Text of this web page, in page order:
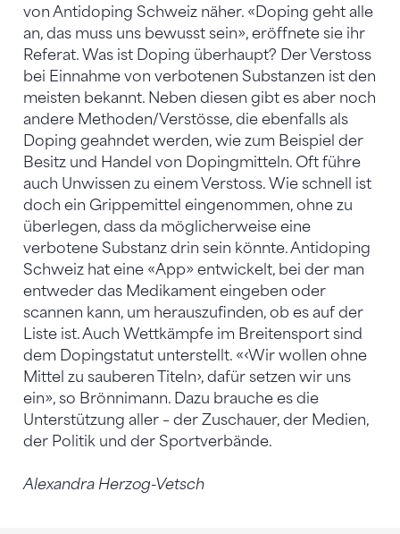
von Antidoping Schweiz näher. «Doping geht alle
an, das muss uns bewusst sein», eröffnete sie ihr
Referat. Was ist Doping überhaupt? Der Verstoss
bei Einnahme von verbotenen Substanzen ist den
meisten bekannt. Neben diesen gibt es aber noch
andere Methoden/Verstösse, die ebenfalls als
Doping geahndet werden, wie zum Beispiel der
Besitz und Handel von Dopingmitteln. Oft führe
auch Unwissen zu einem Verstoss. Wie schnell ist
doch ein Grippemittel eingenommen, ohne zu
überlegen, dass da möglicherweise eine
verbotene Substanz drin sein könnte. Antidoping
Schweiz hat eine «App» entwickelt, bei der man
entweder das Medikament eingeben oder
scannen kann, um herauszufinden, ob es auf der
Liste ist. Auch Wettkämpfe im Breitensport sind
dem Dopingstatut unterstellt. «‹Wir wollen ohne
Mittel zu sauberen Titeln›, dafür setzen wir uns
ein», so Brönnimann. Dazu brauche es die
Unterstützung aller – der Zuschauer, der Medien,
der Politik und der Sportverbände.
Alexandra Herzog-Vetsch